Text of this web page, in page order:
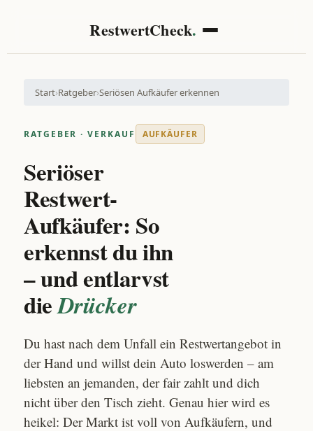
RestwertCheck.
Start›Ratgeber›Seriösen Aufkäufer erkennen
RATGEBER · VERKAUF AUFKÄUFER
Seriöser
Restwert-
Aufkäufer: So
erkennst du ihn
– und entlarvst
dieDrücker
Du hast nach dem Unfall ein Restwertangebot in
der Hand und willst dein Auto loswerden – am
liebsten an jemanden, der fair zahlt und dich
nicht über den Tisch zieht. Genau hier wird es
heikel: Der Markt ist voll von Aufkäufern, und